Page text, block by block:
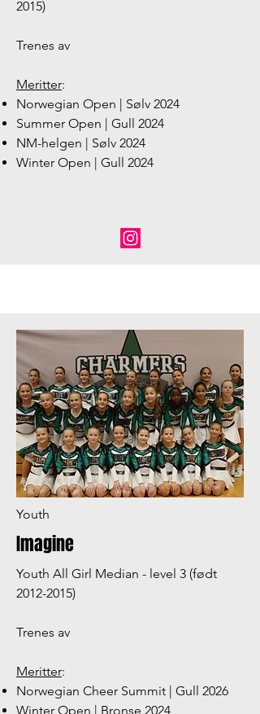
2015)
Trenes av
Meritter:
Norwegian Open | Sølv 2024
Summer Open | Gull 2024
NM-helgen | Sølv 2024
Winter Open | Gull 2024
Youth
Imagine
Youth All Girl Median - level 3 (født
2012-2015)
Trenes av
Meritter:
Norwegian Cheer Summit | Gull 2026
Winter Open | Bronse 2024